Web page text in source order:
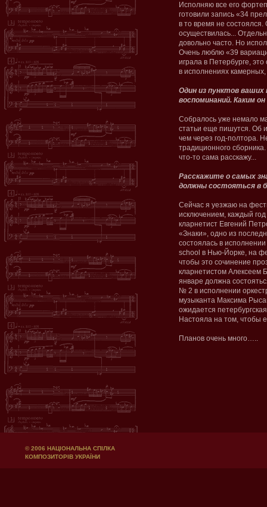
Исполняю все его
готовили запись «34
в то время не состоялся.
осуществилась...
довольно часто. Но
Очень люблю «39
играла в Петербурге,
в исполнениях
Один из пунктов ваших
воспоминаний. Каким
Собралось уже немало
статьи еще пишутся. Об
чем через год-полтора.
традиционного
что-то сама расскажу...
Расскажите о самых
должны состояться в
Сейчас я уезжаю на
исключением, каждый
кларнетист Евгений
«Знаки», одно из
состоялась в
school в Нью-Йорке, на
чтобы это сочинение
кларнетистом Алексеем
январе должна
№ 2 в исполнении
музыканта Максима
ожидается
Настояла на том, чтобы
Планов очень много…..
© 2006 НАЦІОНАЛЬНА СПІЛКА
КОМПОЗИТОРІВ УКРАЇНИ